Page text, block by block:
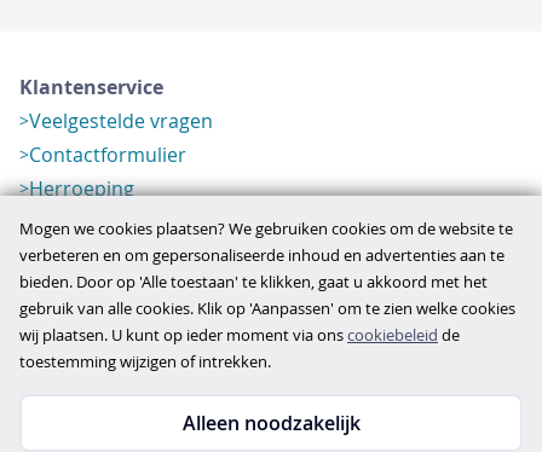
Klantenservice
Veelgestelde vragen
Contactformulier
Herroeping
Over ons
Bedrijfsgegevens
Werkwijze
Overzichten
Verlopen aanbod
Mogen we cookies plaatsen? We gebruiken cookies om de website te
verbeteren en om gepersonaliseerde inhoud en advertenties aan te
bieden. Door op 'Alle toestaan' te klikken, gaat u akkoord met het
gebruik van alle cookies. Klik op 'Aanpassen' om te zien welke cookies
wij plaatsen. U kunt op ieder moment via onscookiebeleid de
toestemming wijzigen of intrekken.
Alleen noodzakelijk